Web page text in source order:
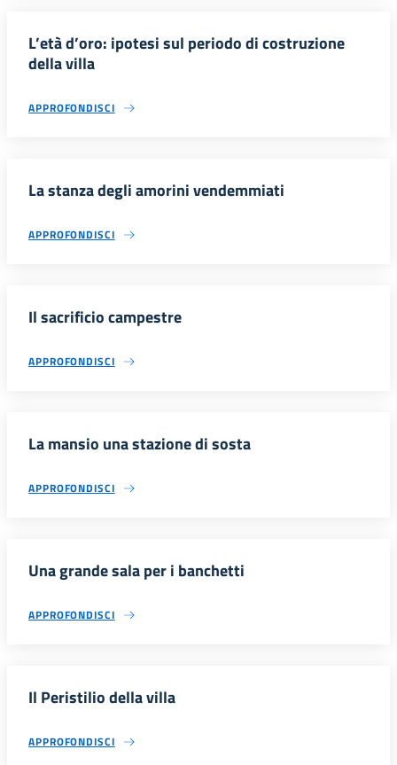
L’età d’oro: ipotesi sul periodo di costruzione
della villa
APPROFONDISCI
La stanza degli amorini vendemmiati
APPROFONDISCI
Il sacrificio campestre
APPROFONDISCI
La mansio una stazione di sosta
APPROFONDISCI
Una grande sala per i banchetti
APPROFONDISCI
Il Peristilio della villa
APPROFONDISCI